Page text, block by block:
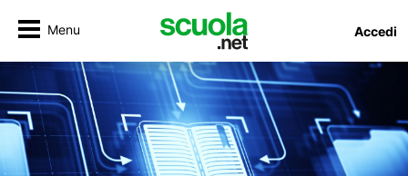
Menu Accedi